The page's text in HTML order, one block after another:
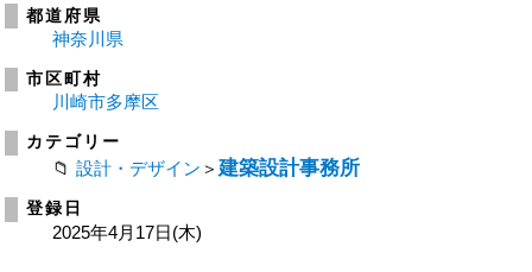
都道府県
神奈川県
市区町村
川崎市多摩区
カテゴリー
設計・デザイン ＞ 建築設計事務所
登録日
2025年4月17日(木)